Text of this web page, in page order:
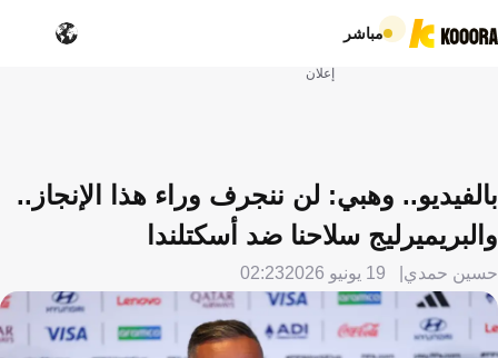
مباشر
إعلان
بالفيديو.. وهبي: لن ننجرف وراء هذا الإنجاز..
والبريميرليج سلاحنا ضد أسكتلندا
حسين حمدي 19 يونيو 2026 02:23